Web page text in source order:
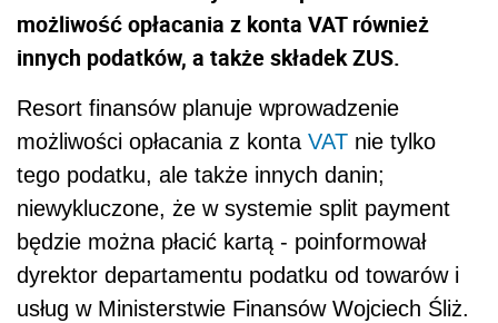
możliwość opłacania z konta VAT również
innych podatków, a także składek ZUS.
Resort finansów planuje wprowadzenie
możliwości opłacania z konta VAT nie tylko
tego podatku, ale także innych danin;
niewykluczone, że w systemie split payment
będzie można płacić kartą - poinformował
dyrektor departamentu podatku od towarów i
usług w Ministerstwie Finansów Wojciech Śliż.